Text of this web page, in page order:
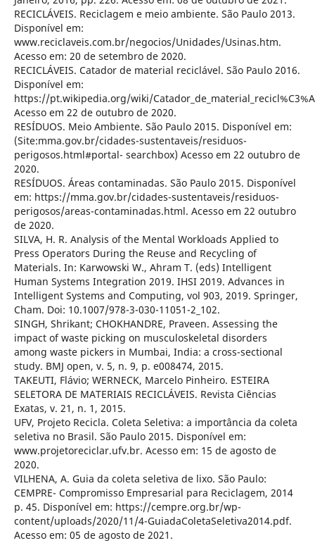
RECICLÁVEIS. Reciclagem e meio ambiente. São Paulo 2013.
Disponível em:
www.reciclaveis.com.br/negocios/Unidades/Usinas.htm.
Acesso em: 20 de setembro de 2020.
RECICLÁVEIS. Catador de material reciclável. São Paulo 2016.
Disponível em:
https://pt.wikipedia.org/wiki/
Acesso em 22 de outubro de 2020.
RESÍDUOS. Meio Ambiente. São Paulo 2015. Disponível em:
(Site:mma.gov.br/cidades-sustentaveis/residuos-
perigosos.html#portal- searchbox) Acesso em 22 outubro de
2020.
RESÍDUOS. Áreas contaminadas. São Paulo 2015. Disponível
em: https://mma.gov.br/cidades-sustentaveis/residuos-
perigosos/areas-contaminadas.html. Acesso em 22 outubro
de 2020.
SILVA, H. R. Analysis of the Mental Workloads Applied to
Press Operators During the Reuse and Recycling of
Materials. In: Karwowski W., Ahram T. (eds) Intelligent
Human Systems Integration 2019. IHSI 2019. Advances in
Intelligent Systems and Computing, vol 903, 2019. Springer,
Cham. Doi: 10.1007/978-3-030-11051-2_102.
SINGH, Shrikant; CHOKHANDRE, Praveen. Assessing the
impact of waste picking on musculoskeletal disorders
among waste pickers in Mumbai, India: a cross-sectional
study. BMJ open, v. 5, n. 9, p. e008474, 2015.
TAKEUTI, Flávio; WERNECK, Marcelo Pinheiro. ESTEIRA
SELETORA DE MATERIAIS RECICLÁVEIS. Revista Ciências
Exatas, v. 21, n. 1, 2015.
UFV, Projeto Recicla. Coleta Seletiva: a importância da coleta
seletiva no Brasil. São Paulo 2015. Disponível em:
www.projetoreciclar.ufv.br. Acesso em: 15 de agosto de
2020.
VILHENA, A. Guia da coleta seletiva de lixo. São Paulo:
CEMPRE- Compromisso Empresarial para Reciclagem, 2014
p. 45. Disponível em: https://cempre.org.br/wp-
content/uploads/2020/11/4-GuiadaColetaSeletiva2014.pdf.
Acesso em: 05 de agosto de 2021.